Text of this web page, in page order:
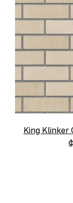
King Klinker